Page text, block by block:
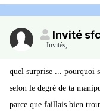
Invité sfc
Invités,
quel surprise ... pourquoi
selon le degré de ta
parce que faillais bien